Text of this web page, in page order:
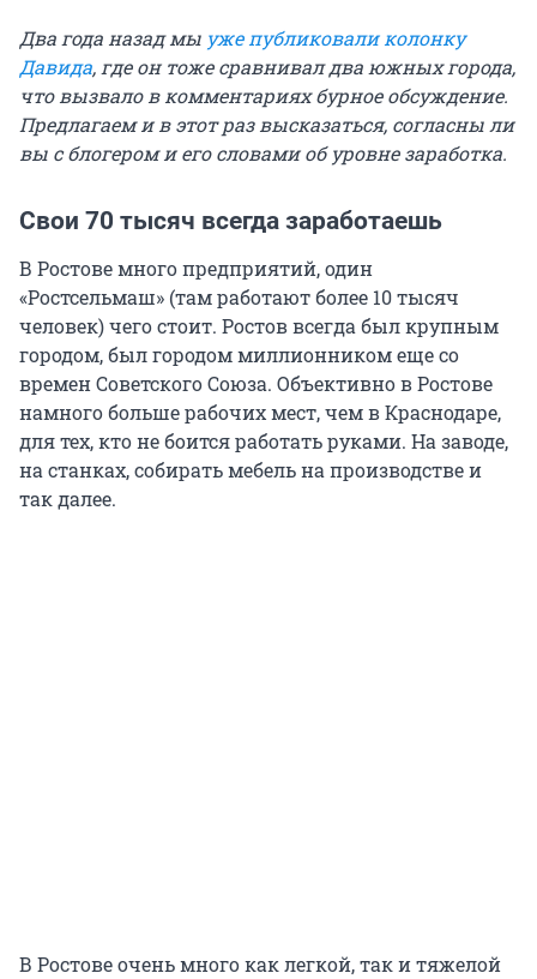
Два года назад мы уже публиковали колонку
Давида, где он тоже сравнивал два южных города,
что вызвало в комментариях бурное обсуждение.
Предлагаем и в этот раз высказаться, согласны ли
вы с блогером и его словами об уровне заработка.
Свои 70 тысяч всегда заработаешь
В Ростове много предприятий, один
«Ростсельмаш» (там работают более 10 тысяч
человек) чего стоит. Ростов всегда был крупным
городом, был городом миллионником еще со
времен Советского Союза. Объективно в Ростове
намного больше рабочих мест, чем в Краснодаре,
для тех, кто не боится работать руками. На заводе,
на станках, собирать мебель на производстве и
так далее.
В Ростове очень много как легкой, так и тяжелой